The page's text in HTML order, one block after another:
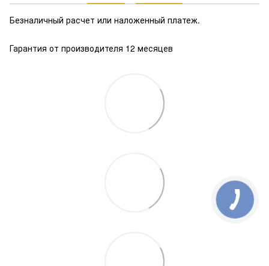
Безналичный расчет или наложенный платеж.
Гарантия от производителя 12 месяцев